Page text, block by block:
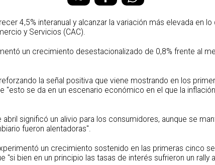
4,5% interanual y alcanzar la variación más elevada en
y Servicios (CAC).
un crecimiento desestacionalizado de 0,8% frente al
la señal positiva que viene mostrando en los
se da en un escenario económico en el que la
significó un alivio para los consumidores, aunque se
fueron alentadoras".
un crecimiento sostenido en las primeras cinco
"si bien en un principio las tasas de interés sufrieron un